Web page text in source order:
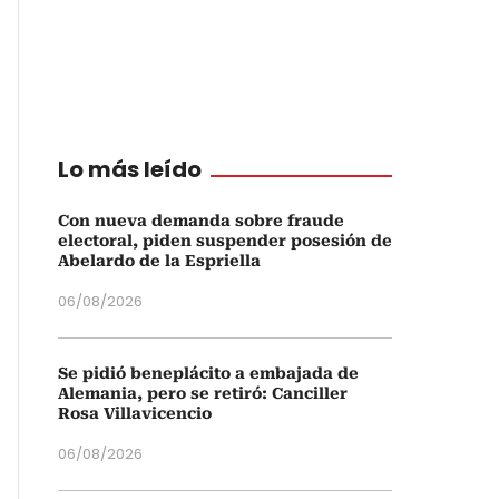
Lo más leído
Con nueva demanda sobre fraude
electoral, piden suspender posesión de
Abelardo de la Espriella
06/08/2026
Se pidió beneplácito a embajada de
Alemania, pero se retiró: Canciller
Rosa Villavicencio
06/08/2026